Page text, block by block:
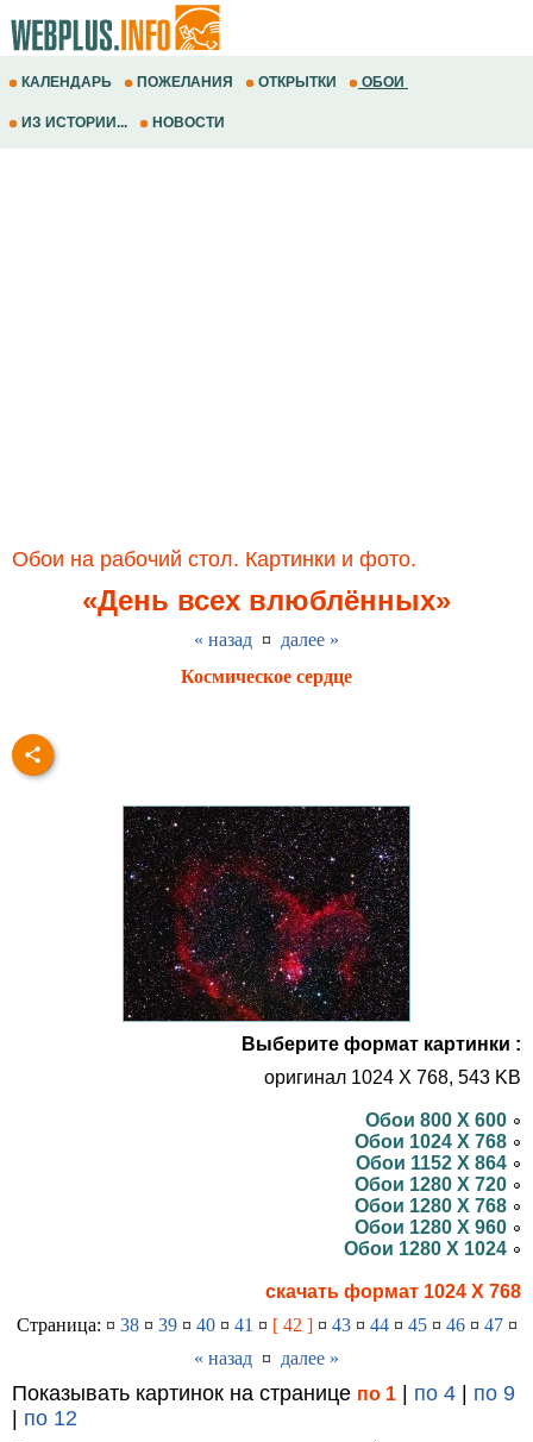
КАЛЕНДАРЬ ПОЖЕЛАНИЯ ОТКРЫТКИ ОБОИ
ИЗ ИСТОРИИ... НОВОСТИ
Обои на рабочий стол. Картинки и фото.
«День всех влюблённых»
« назад ¤ далее »
Космическое сердце
Выберите формат картинки :
оригинал 1024 X 768, 543 KB
Обои 800 X 600
Обои 1024 X 768
Обои 1152 X 864
Обои 1280 X 720
Обои 1280 X 768
Обои 1280 X 960
Обои 1280 X 1024
скачать формат 1024 X 768
Страница: ¤ 38¤ 39¤ 40¤ 41 ¤ [ 42 ]¤ 43¤ 44¤ 45¤ 46¤ 47¤
« назад ¤ далее »
Показывать картинок на странице по 1 | по 4 | по 9
| по 12